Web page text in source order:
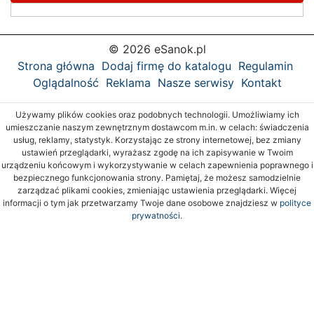
© 2026 eSanok.pl
Strona główna Dodaj firmę do katalogu Regulamin
Oglądalność Reklama Nasze serwisy Kontakt
Używamy plików cookies oraz podobnych technologii. Umożliwiamy ich
umieszczanie naszym zewnętrznym dostawcom m.in. w celach: świadczenia
usług, reklamy, statystyk. Korzystając ze strony internetowej, bez zmiany
ustawień przeglądarki, wyrażasz zgodę na ich zapisywanie w Twoim
urządzeniu końcowym i wykorzystywanie w celach zapewnienia poprawnego i
bezpiecznego funkcjonowania strony. Pamiętaj, że możesz samodzielnie
zarządzać plikami cookies, zmieniając ustawienia przeglądarki. Więcej
informacji o tym jak przetwarzamy Twoje dane osobowe znajdziesz w polityce
prywatności.